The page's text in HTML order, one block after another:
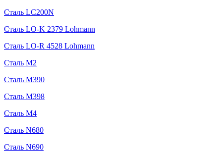
Сталь LC200N
Сталь LO-K 2379 Lohmann
Сталь LO-R 4528 Lohmann
Сталь M2
Сталь M390
Сталь M398
Сталь M4
Сталь N680
Сталь N690